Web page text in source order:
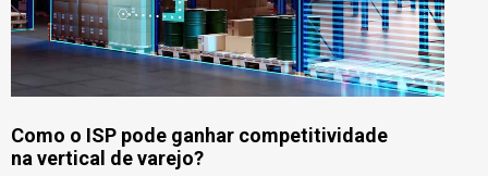
Como o ISP pode ganhar competitividade
na vertical de varejo?